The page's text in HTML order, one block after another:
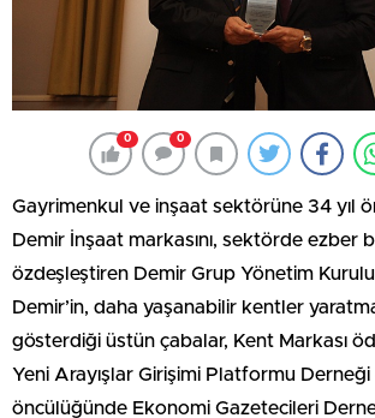
0 0
Gayrimenkul ve inşaat sektörüne 34 yıl
Demir İnşaat markasını, sektörde ezber
özdeşleştiren Demir Grup Yönetim
Demir’in, daha yaşanabilir kentler
gösterdiği üstün çabalar, Kent Markası
Yeni Arayışlar Girişimi Platformu Derneği
öncülüğünde Ekonomi Gazetecileri